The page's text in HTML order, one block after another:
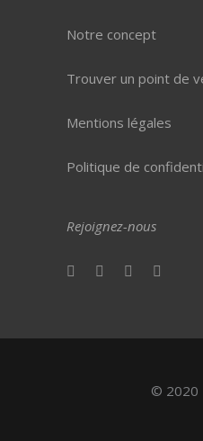
Notre concept
Trouver un point de
Mentions légales
Politique de
Rejoignez-nous
© 2020